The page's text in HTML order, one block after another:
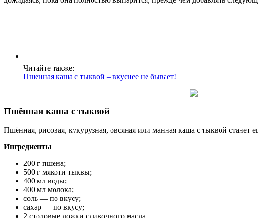
Читайте также:
Пшенная каша с тыквой – вкуснее не бывает!
Пшённая каша с тыквой
Пшённая, рисовая, кукурузная, овсяная или манная каша с тыквой станет
Ингредиенты
200 г пшена;
500 г мякоти тыквы;
400 мл воды;
400 мл молока;
соль — по вкусу;
сахар — по вкусу;
2 столовые ложки сливочного масла.